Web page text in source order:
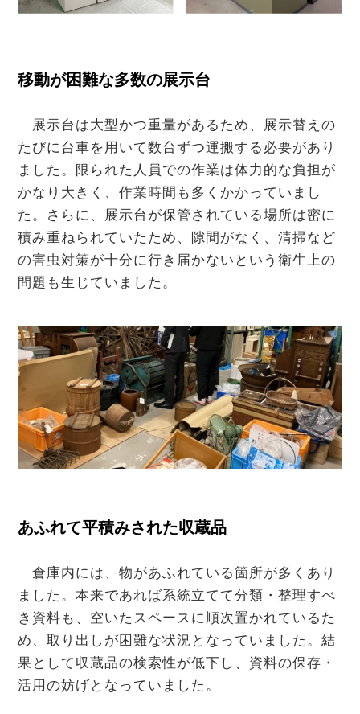
移動が困難な多数の展示台
展示台は大型かつ重量があるため、展示替えの
たびに台車を用いて数台ずつ運搬する必要があり
ました。限られた人員での作業は体力的な負担が
かなり大きく、作業時間も多くかかっていまし
た。さらに、展示台が保管されている場所は密に
積み重ねられていたため、隙間がなく、清掃など
の害虫対策が十分に行き届かないという衛生上の
問題も生じていました。
あふれて平積みされた収蔵品
倉庫内には、物があふれている箇所が多くあり
ました。本来であれば系統立てて分類・整理すべ
き資料も、空いたスペースに順次置かれているた
め、取り出しが困難な状況となっていました。結
果として収蔵品の検索性が低下し、資料の保存・
活用の妨げとなっていました。